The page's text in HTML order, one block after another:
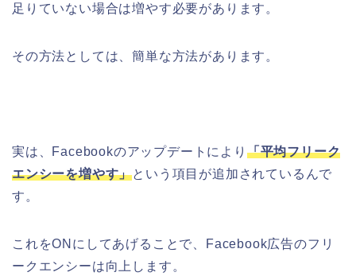
足りていない場合は増やす必要があります。
その方法としては、簡単な方法があります。
実は、Facebookのアップデートにより 「平均フリーク
エンシーを増やす」という項目が追加されているんで
す。
これをONにしてあげることで、Facebook広告のフリ
ークエンシーは向上します。